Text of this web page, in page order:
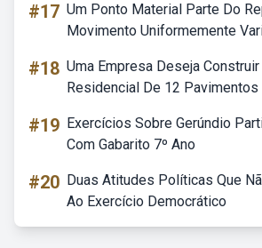
#17 Um Ponto Material Parte Do
Movimento Uniformemente
#18 Uma Empresa Deseja
Residencial De 12 Pavimentos
#19 Exercícios Sobre Gerúndio
Com Gabarito 7º Ano
#20 Duas Atitudes Políticas Que
Ao Exercício Democrático